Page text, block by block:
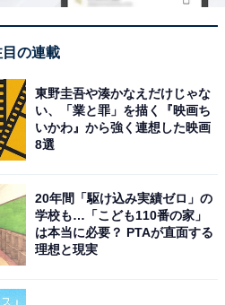
目の連載
東野圭吾や湊かなえだけじゃな
い、「業と罪」を描く『映画ち
いかわ』から強く連想した映画
8選
20年間「駆け込み実績ゼロ」の
学校も…「こども110番の家」
は本当に必要？ PTAが直面する
理想と現実